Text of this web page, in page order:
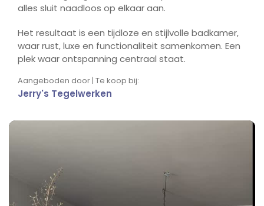
alles sluit naadloos op elkaar aan.
Het resultaat is een tijdloze en stijlvolle badkamer,
waar rust, luxe en functionaliteit samenkomen. Een
plek waar ontspanning centraal staat.
Aangeboden door | Te koop bij:
Jerry's Tegelwerken